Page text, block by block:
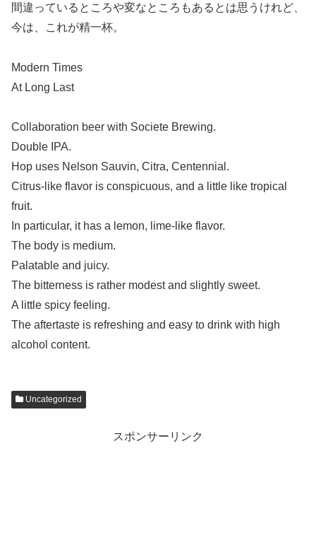
間違っているところや変なところもあるとは思うけれど、
今は、これが精一杯。
Modern Times
At Long Last
Collaboration beer with Societe Brewing.
Double IPA.
Hop uses Nelson Sauvin, Citra, Centennial.
Citrus-like flavor is conspicuous, and a little like tropical
fruit.
In particular, it has a lemon, lime-like flavor.
The body is medium.
Palatable and juicy.
The bitterness is rather modest and slightly sweet.
A little spicy feeling.
The aftertaste is refreshing and easy to drink with high
alcohol content.
Uncategorized
スポンサーリンク